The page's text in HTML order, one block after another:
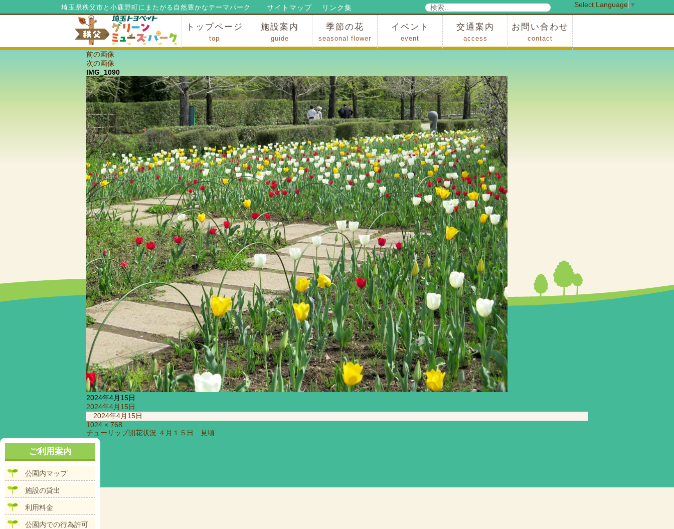
埼玉県秩父市と小鹿野町にまたがる自然豊かなテーマパーク リンク集
サイトマップ
検
検
索
トップページ
top
施設案内
guide
季節の花
seasonal flower
イベント
event
交通案内
access
お問い合わせ
contact
Select Language ▼
前の画像
次の画像
IMG_1090
2024年4月15日
投
日:
2024年4月15日
2024年4月15日
フ
ル
サ
ズ
1024 × 768
投
稿
ビ
チューリップ開花状況 ４月１５日 見頃
ご利用案内
公園内マップ
施設の貸出
利用料金
公園内での行為許可